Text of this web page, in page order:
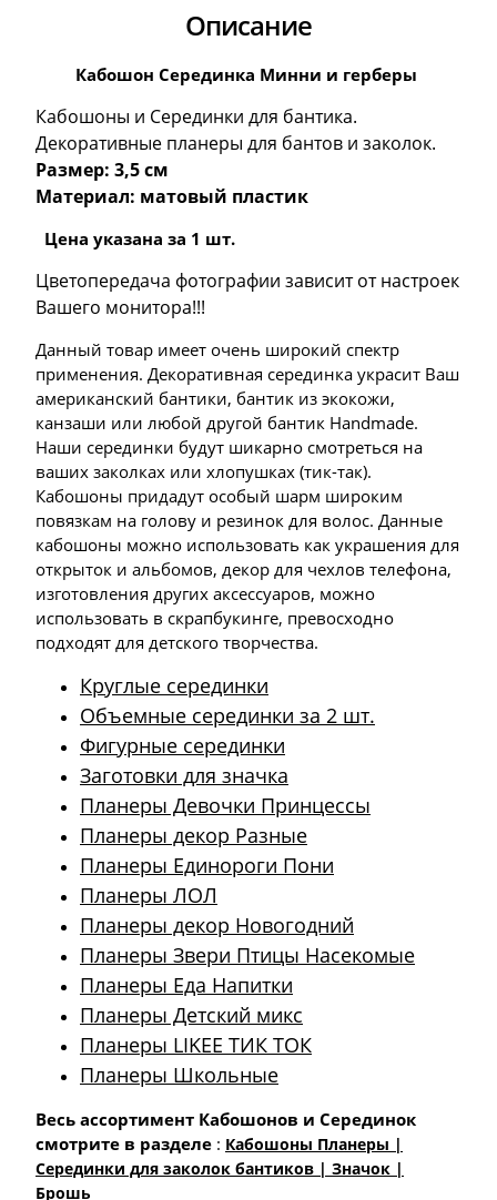
Описание
Кабошон Серединка Минни и герберы
Кабошоны и Серединки для бантика.
Декоративные планеры для бантов и заколок.
Размер: 3,5 см
Материал: матовый пластик
Цена указана за 1 шт.
Цветопередача фотографии зависит от настроек
Вашего монитора!!!
Данный товар имеет очень широкий спектр
применения. Декоративная серединка украсит Ваш
американский бантики, бантик из экокожи,
канзаши или любой другой бантик Handmade.
Наши серединки будут шикарно смотреться на
ваших заколках или хлопушках (тик-так).
Кабошоны придадут особый шарм широким
повязкам на голову и резинок для волос. Данные
кабошоны можно использовать как украшения для
открыток и альбомов, декор для чехлов телефона,
изготовления других аксессуаров, можно
использовать в скрапбукинге, превосходно
подходят для детского творчества.
Круглые серединки
Объемные серединки за 2 шт.
Фигурные серединки
Заготовки для значка
Планеры Девочки Принцессы
Планеры декор Разные
Планеры Единороги Пони
Планеры ЛОЛ
Планеры декор Новогодний
Планеры Звери Птицы Насекомые
Планеры Еда Напитки
Планеры Детский микс
Планеры LIKEE ТИК ТОК
Планеры Школьные
Весь ассортимент Кабошонов и Серединок
смотрите в разделе : Кабошоны Планеры |
Cерединки для заколок бантиков | Значок |
Брошь